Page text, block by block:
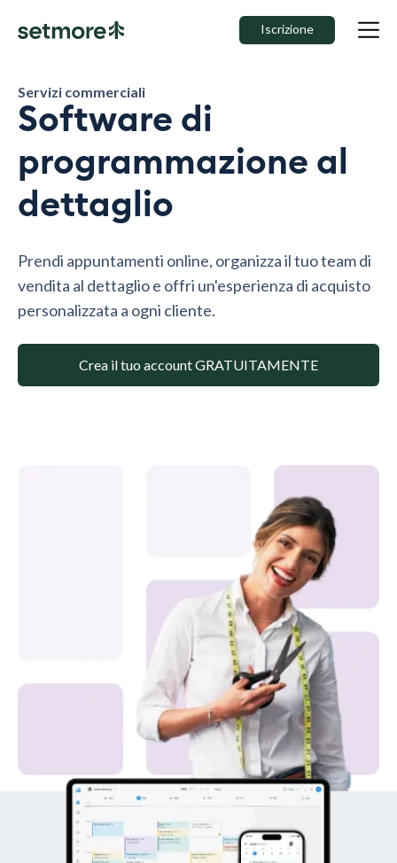
Iscrizione
Servizi commerciali
Software di
programmazione al
dettaglio
Prendi appuntamenti online, organizza il tuo team di
vendita al dettaglio e offri un'esperienza di acquisto
personalizzata a ogni cliente.
Crea il tuo account GRATUITAMENTE